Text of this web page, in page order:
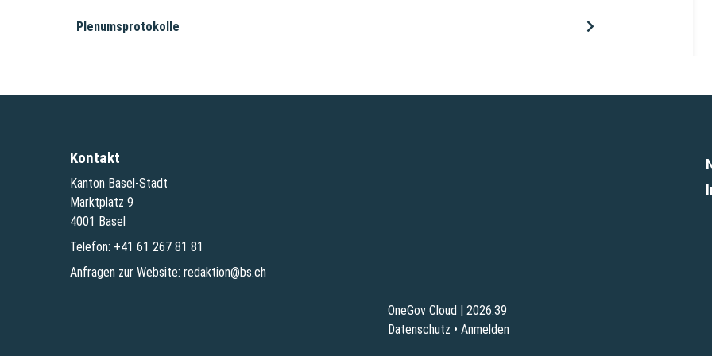
Plenumsprotokolle
Kontakt
Kanton Basel-Stadt
Marktplatz 9
4001 Basel
Telefon: +41 61 267 81 81
Anfragen zur Website: redaktion@bs.ch
OneGov Cloud (External Link)
2026.39
Datenschutz (External Link)
Anmelden